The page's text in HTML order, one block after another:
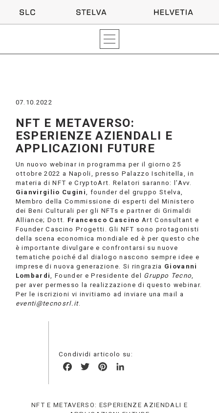
07.10.2022
NFT E METAVERSO:
ESPERIENZE AZIENDALI E
APPLICAZIONI FUTURE
Un nuovo webinar in programma per il giorno 25
ottobre 2022 a Napoli, presso Palazzo Ischitella, in
materia di NFT e CryptoArt. Relatori saranno: l’Avv.
Gianvirgilio Cugini, founder del gruppo Stelva,
Membro della Commissione di esperti del Ministero
dei Beni Culturali per gli NFTs e partner di Grimaldi
Alliance; Dott. Francesco Cascino Art Consultant e
Founder Cascino Progetti. Gli NFT sono protagonisti
della scena economica mondiale ed è per questo che
è importante divulgare e confrontarsi su nuove
tematiche poiché dal dialogo nascono sempre idee e
imprese di nuova generazione. Si ringrazia Giovanni
Lombardi, Founder e Presidente del Gruppo Tecno,
per aver permesso la realizzazione di questo webinar.
Per le iscrizioni vi invitiamo ad inviare una mail a
eventi@tecnosrl.it.
Condividi articolo su:
FacebookTwitterPinterest
NFT E METAVERSO: ESPERIENZE AZIENDALI E